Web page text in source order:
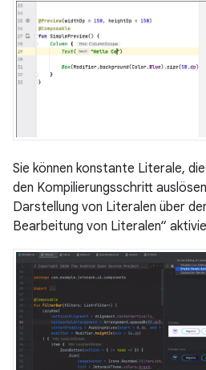
Sie können konstante Literale,
den Kompilierungsschritt
Darstellung von Literalen über
Bearbeitung von Literalen“